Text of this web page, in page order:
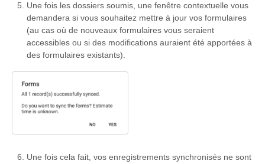
Une fois les dossiers soumis, une fenêtre contextuelle vous
demandera si vous souhaitez mettre à jour vos formulaires
(au cas où de nouveaux formulaires vous seraient
accessibles ou si des modifications auraient été apportées à
des formulaires existants).
Une fois cela fait, vos enregistrements synchronisés ne sont